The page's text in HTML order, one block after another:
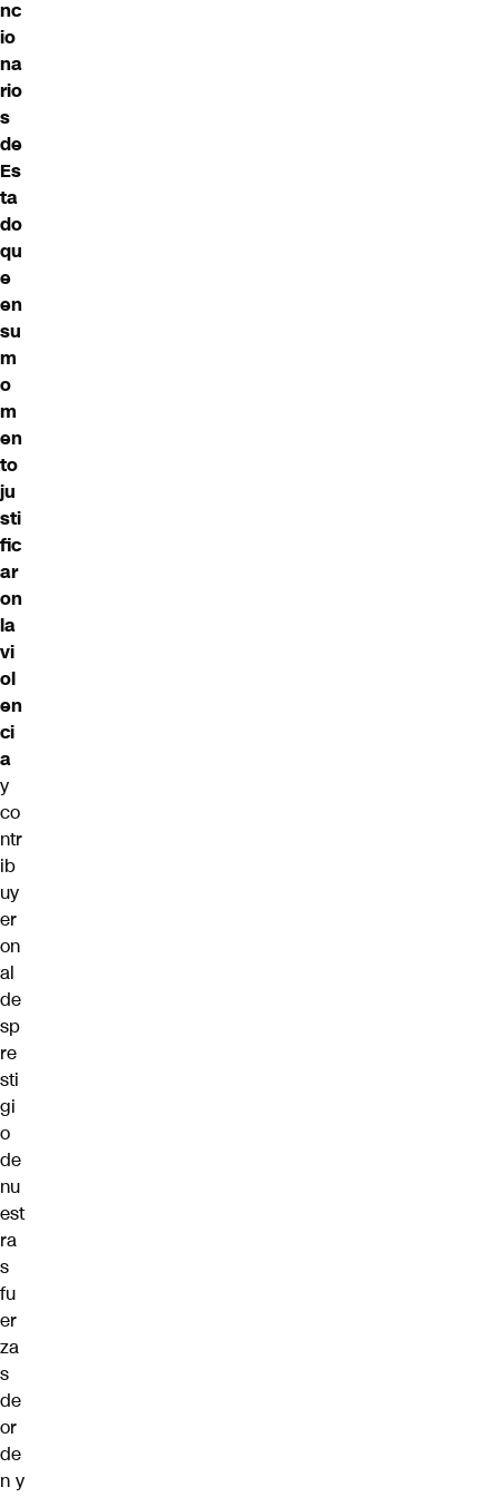
nc
io
na
rio
s
de
Es
ta
do
qu
e
en
su
m
o
m
en
to
ju
sti
fic
ar
on
la
vi
ol
en
ci
a
y
co
ntr
ib
uy
er
on
al
de
sp
re
sti
gi
o
de
nu
est
ra
s
fu
er
za
s
de
or
de
n y